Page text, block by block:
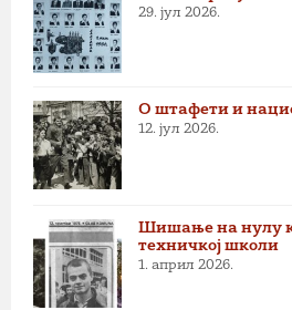
29. јул 2026.
О штафети и
12. јул 2026.
Шишање на нулу
техничкој школи
1. април 2026.